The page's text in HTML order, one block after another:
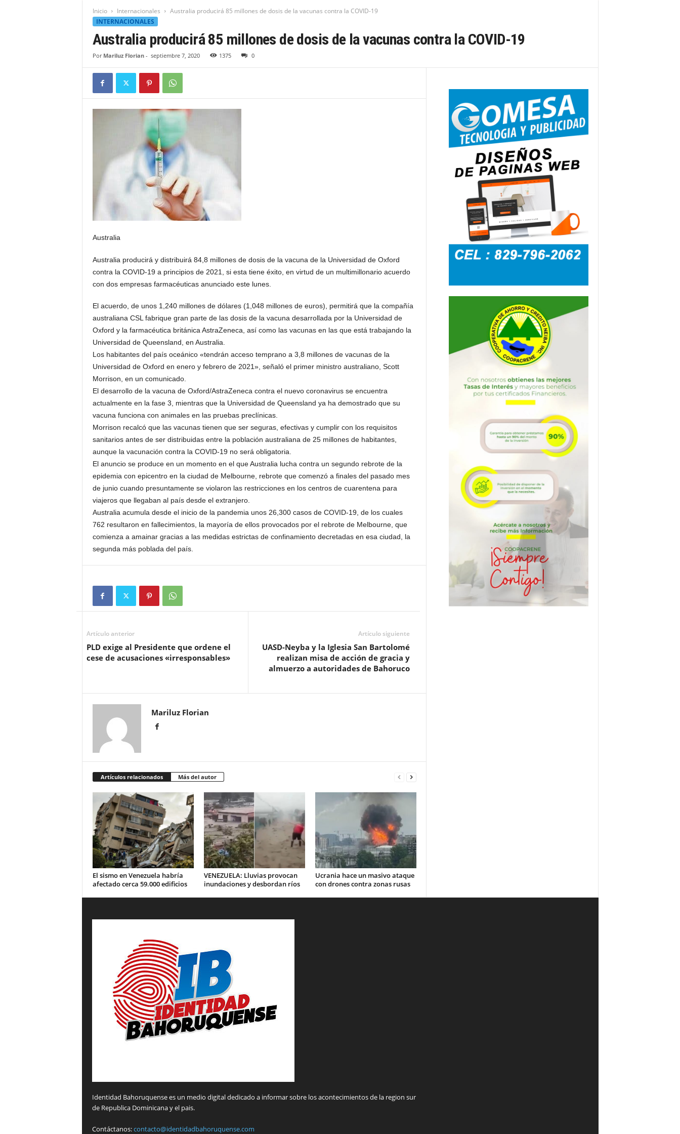
Inicio Internacionales
Australia producirá 85 millones de dosis de la vacunas contra la COVID-19
INTERNACIONALES
Australia producirá 85 millones de dosis de la vacunas contra la COVID-19
Por Mariluz Florian- septiembre 7, 2020 1375 0
Australia
Australia producirá y distribuirá 84,8 millones de dosis de la vacuna de la Universidad de Oxford
contra la COVID-19 a principios de 2021, si esta tiene éxito, en virtud de un multimillonario acuerdo
con dos empresas farmacéuticas anunciado este lunes.
El acuerdo, de unos 1,240 millones de dólares (1,048 millones de euros), permitirá que la compañía
australiana CSL fabrique gran parte de las dosis de la vacuna desarrollada por la Universidad de
Oxford y la farmacéutica británica AstraZeneca, así como las vacunas en las que está trabajando la
Universidad de Queensland, en Australia.
Los habitantes del país oceánico «tendrán acceso temprano a 3,8 millones de vacunas de la
Universidad de Oxford en enero y febrero de 2021», señaló el primer ministro australiano, Scott
Morrison, en un comunicado.
El desarrollo de la vacuna de Oxford/AstraZeneca contra el nuevo coronavirus se encuentra
actualmente en la fase 3, mientras que la Universidad de Queensland ya ha demostrado que su
vacuna funciona con animales en las pruebas preclínicas.
Morrison recalcó que las vacunas tienen que ser seguras, efectivas y cumplir con los requisitos
sanitarios antes de ser distribuidas entre la población australiana de 25 millones de habitantes,
aunque la vacunación contra la COVID-19 no será obligatoria.
El anuncio se produce en un momento en el que Australia lucha contra un segundo rebrote de la
epidemia con epicentro en la ciudad de Melbourne, rebrote que comenzó a finales del pasado mes
de junio cuando presuntamente se violaron las restricciones en los centros de cuarentena para
viajeros que llegaban al país desde el extranjero.
Australia acumula desde el inicio de la pandemia unos 26,300 casos de COVID-19, de los cuales
762 resultaron en fallecimientos, la mayoría de ellos provocados por el rebrote de Melbourne, que
comienza a amainar gracias a las medidas estrictas de confinamiento decretadas en esa ciudad, la
segunda más poblada del país.
Artículo anterior
PLD exige al Presidente que ordene el
cese de acusaciones «irresponsables»
Artículo siguiente
UASD-Neyba y la Iglesia San Bartolomé
realizan misa de acción de gracia y
almuerzo a autoridades de Bahoruco
Mariluz Florian
Artículos relacionados Más del autor
El sismo en Venezuela habría
afectado cerca 59.000 edificios
VENEZUELA: Lluvias provocan
inundaciones y desbordan ríos
Ucrania hace un masivo ataque
con drones contra zonas rusas
Identidad Bahoruquense es un medio digital dedicado a informar sobre los acontecimientos de la region sur
de Republica Dominicana y el pais.
Contáctanos:contacto@identidadbahoruquense.com